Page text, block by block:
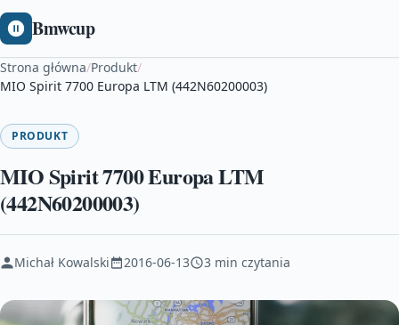
Bmwcup
Strona główna/Produkt/
MIO Spirit 7700 Europa LTM (442N60200003)
PRODUKT
MIO Spirit 7700 Europa LTM
(442N60200003)
Michał Kowalski 2016-06-13 3 min czytania